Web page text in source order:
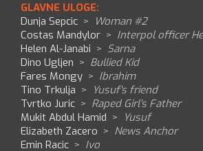
GLAVNE ULOGE:
Dunja Sepcic > Woman #2
Costas Mandylor > Interpol officer
Helen Al-Janabi > Sarna
Dino Ugljen > Bullied Kid
Fares Mongy > Ibrahim
Tino Trkulja > Yusuf's friend
Tvrtko Juric > Raped Girl's Father
Mukit Abdul Hamid > Yusuf
Elizabeth Zacero > News Anchor
Emin Racic > Ivo